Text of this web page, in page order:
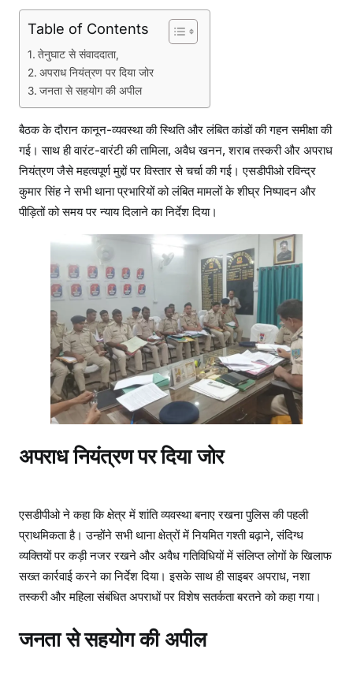
Table of Contents
तेनुघाट से संवाददाता,
अपराध नियंत्रण पर दिया जोर
जनता से सहयोग की अपील
बैठक के दौरान कानून-व्यवस्था की स्थिति और लंबित कांडों की गहन समीक्षा की
गई। साथ ही वारंट-वारंटी की तामिला, अवैध खनन, शराब तस्करी और अपराध
नियंत्रण जैसे महत्वपूर्ण मुद्दों पर विस्तार से चर्चा की गई। एसडीपीओ रविन्द्र
कुमार सिंह ने सभी थाना प्रभारियों को लंबित मामलों के शीघ्र निष्पादन और
पीड़ितों को समय पर न्याय दिलाने का निर्देश दिया।
अपराध नियंत्रण पर दिया जोर
एसडीपीओ ने कहा कि क्षेत्र में शांति व्यवस्था बनाए रखना पुलिस की पहली
प्राथमिकता है। उन्होंने सभी थाना क्षेत्रों में नियमित गश्ती बढ़ाने, संदिग्ध
व्यक्तियों पर कड़ी नजर रखने और अवैध गतिविधियों में संलिप्त लोगों के खिलाफ
सख्त कार्रवाई करने का निर्देश दिया। इसके साथ ही साइबर अपराध, नशा
तस्करी और महिला संबंधित अपराधों पर विशेष सतर्कता बरतने को कहा गया।
जनता से सहयोग की अपील